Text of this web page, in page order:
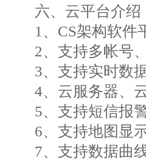
六、云平台介绍
1、CS架构软件
2、支持多帐号
3、支持实时数
4、云服务器、
5、支持短信报
6、支持地图显
7、支持数据曲